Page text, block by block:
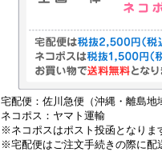
宅配便：佐川急便（沖縄・離島地
ネコポス：ヤマト運輸
※ネコポスはポスト投函となりま
※宅配便はご注文手続きの際に配